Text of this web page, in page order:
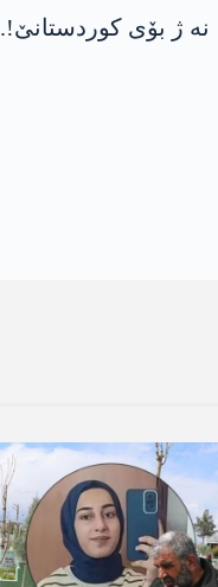
نه‌ ژ بۆی كوردستانێ!.